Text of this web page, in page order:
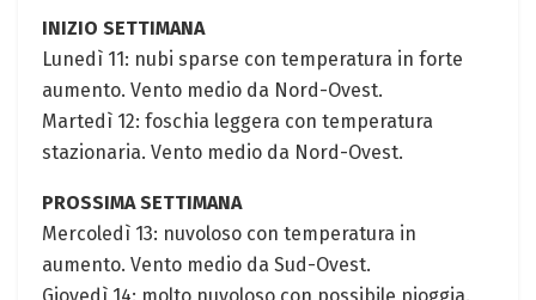
INIZIO SETTIMANA
Lunedì 11: nubi⁤ sparse con temperatura in forte
aumento. Vento medio da Nord-Ovest.
Martedì 12: foschia leggera con temperatura
stazionaria. Vento medio ⁣da Nord-Ovest.
PROSSIMA SETTIMANA
Mercoledì 13: nuvoloso con temperatura in
aumento. Vento medio da​ Sud-Ovest.